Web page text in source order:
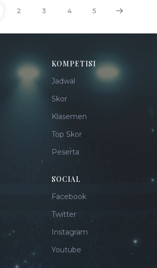
2 3 4 5
KOMPETISI
Jadwal
Skor
Klasemen
Top Skor
Peserta
SOCIAL
Facebook
Twitter
Instagram
Youtube